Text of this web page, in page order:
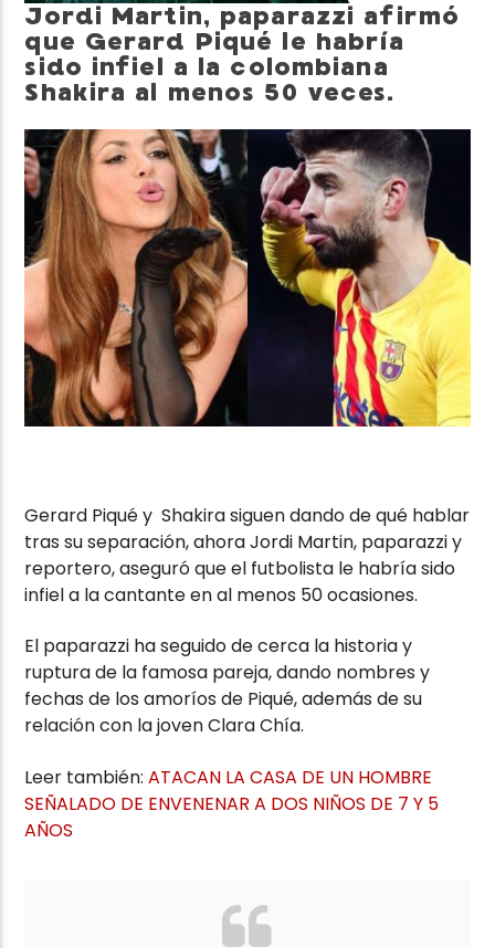
Jordi Martin, paparazzi afirmó
que Gerard Piqué le habría
sido infiel a la colombiana
Shakira al menos 50 veces.
Gerard Piqué y Shakira siguen dando de qué hablar
tras su separación, ahora Jordi Martin, paparazzi y
reportero, aseguró que el futbolista le habría sido
infiel a la cantante en al menos 50 ocasiones.
El paparazzi ha seguido de cerca la historia y
ruptura de la famosa pareja, dando nombres y
fechas de los amoríos de Piqué, además de su
relación con la joven Clara Chía.
Leer también:ATACAN LA CASA DE UN HOMBRE
SEÑALADO DE ENVENENAR A DOS NIÑOS DE 7 Y 5
AÑOS